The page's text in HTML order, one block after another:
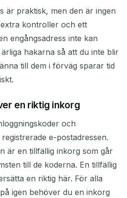
är praktisk, men den är ingen
kontroller och ett
engångsadress inte kan
hakarna så att du inte blir
till dem i förväg sparar tid
en riktig inkorg
och
e-postadressen.
är en tillfällig inkorg som går
till de koderna. En tillfällig
en riktig här. För alla
igen behöver du en inkorg